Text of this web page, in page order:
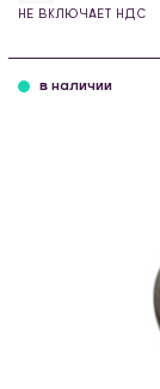
НЕ ВКЛЮЧАЕТ НДС
в наличии